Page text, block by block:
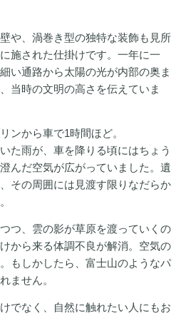
や、渦巻き型の独特な装飾も見所
施された仕掛けです。一年に一
い通路から太陽の光が内部の奥ま
当時の文明の高さを伝えていま
ンから車で1時間ほど。
た雨が、車を降りる頃にはちょう
んだ空気が広がっていました。遺
その周囲には見渡す限りなだらか
つ、雲の影が草原を渡っていくの
から来る体調不良が解消。空気の
もしかしたら、富士山のようなパ
ません。
でなく、自然に触れたい人にもお